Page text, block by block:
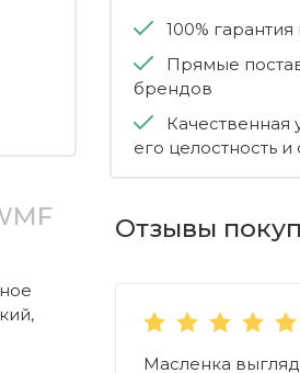
100%
Прямые
брендов
Качественная
его целостность и
Отзывы
Масленка